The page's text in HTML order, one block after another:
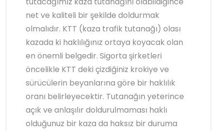
net ve kaliteli bir şekilde doldurmak
olmalıdır. KTT (kaza trafik tutanağı) olası
kazada ki haklılığınız ortaya koyacak olan
en önemli belgedir. Sigorta şirketleri
öncelikle KTT deki çizdiğiniz krokiye ve
sürücülerin beyanlarına göre bir haklılık
oranı belirleyecektir. Tutanağın yeterince
açık ve anlaşılır doldurulmaması haklı
olduğunuz bir kaza da haksız bir duruma